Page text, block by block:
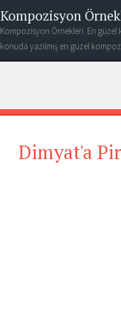
Kompozisyon
Kompozisyon Örnekleri. En
konuda yazılmış en güzel
Dimyat'a